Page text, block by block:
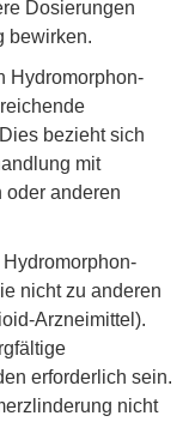
Dosierungen
bewirken.
Hydromorphon-
bezieht sich
mit
oder anderen
nicht zu anderen
Arzneimittel).
erforderlich sein.
nicht